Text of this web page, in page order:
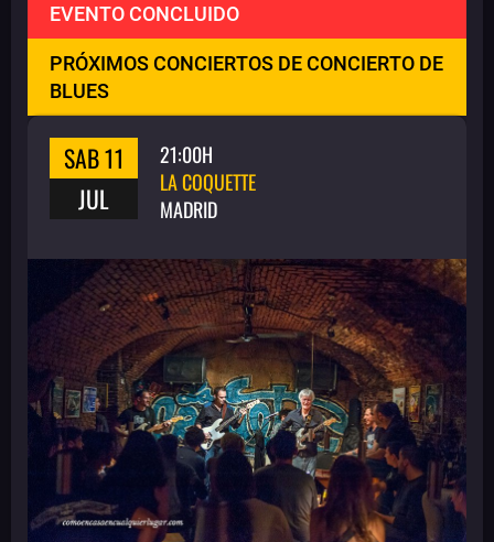
EVENTO CONCLUIDO
PRÓXIMOS CONCIERTOS DE CONCIERTO DE
BLUES
SAB 11
JUL
21:00H
LA COQUETTE
MADRID